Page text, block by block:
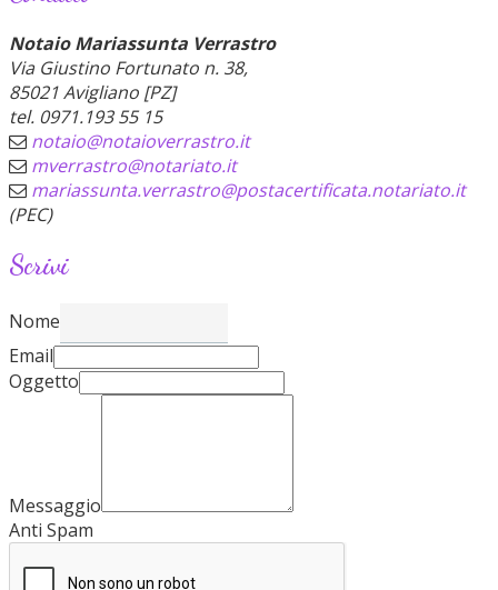
Notaio Mariassunta Verrastro
Via Giustino Fortunato n. 38,
85021 Avigliano [PZ]
tel. 0971.193 55 15
notaio@notaioverrastro.it
mverrastro@notariato.it
mariassunta.verrastro@postacertificata.notariato.it
(PEC)
Scrivi
Nome
Email
Oggetto
Messaggio
Anti Spam